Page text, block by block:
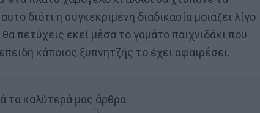
διότι η συγκεκριμένη διαδικασία μοιάζει λίγο
πετύχεις εκεί μέσα το γαμάτο παιχνιδάκι που
κάποιος ξυπνητζής το έχει αφαιρέσει.
τα καλύτερά μας άρθρα